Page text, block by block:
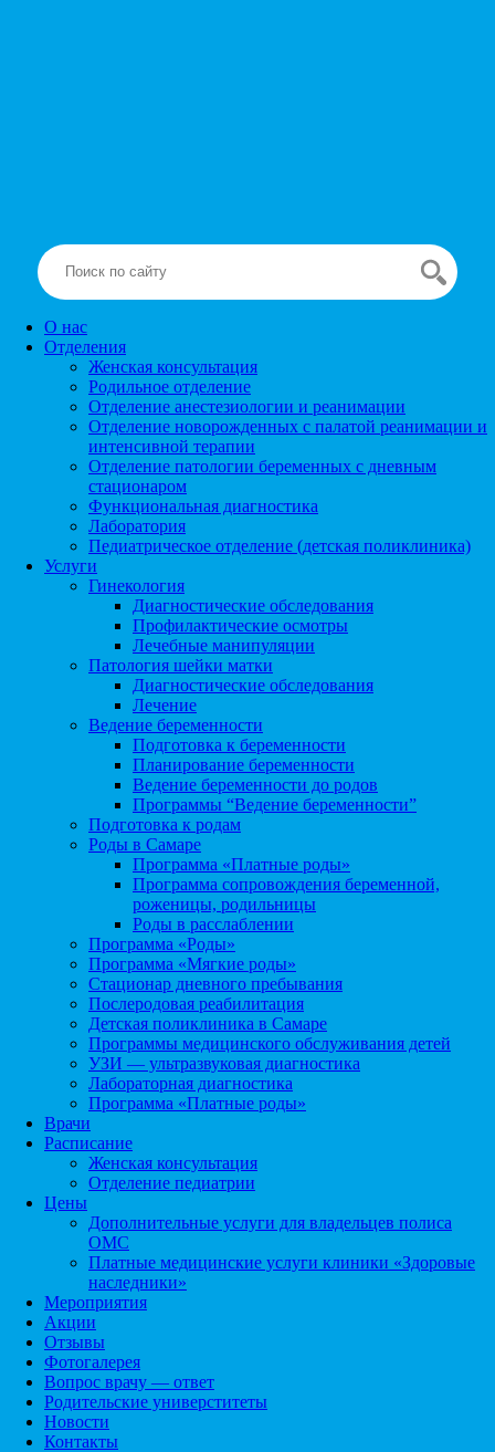
О нас
Отделения
Женская консультация
Родильное отделение
Отделение анестезиологии и реанимации
Отделение новорожденных с палатой реанимации и
интенсивной терапии
Отделение патологии беременных с дневным
стационаром
Функциональная диагностика
Лаборатория
Педиатрическое отделение (детская поликлиника)
Услуги
Гинекология
Диагностические обследования
Профилактические осмотры
Лечебные манипуляции
Патология шейки матки
Диагностические обследования
Лечение
Ведение беременности
Подготовка к беременности
Планирование беременности
Ведение беременности до родов
Программы “Ведение беременности”
Подготовка к родам
Роды в Самаре
Программа «Платные роды»
Программа сопровождения беременной,
роженицы, родильницы
Роды в расслаблении
Программа «Роды»
Программа «Мягкие роды»
Стационар дневного пребывания
Послеродовая реабилитация
Детская поликлиника в Самаре
Программы медицинского обслуживания детей
УЗИ — ультразвуковая диагностика
Лабораторная диагностика
Программа «Платные роды»
Врачи
Расписание
Женская консультация
Отделение педиатрии
Цены
Дополнительные услуги для владельцев полиса
ОМС
Платные медицинские услуги клиники «Здоровые
наследники»
Мероприятия
Акции
Отзывы
Фотогалерея
Вопрос врачу — ответ
Родительские универститеты
Новости
Контакты